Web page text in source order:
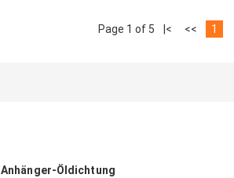
Page 1 of 5 |< << 1
Anhänger-Öldichtung